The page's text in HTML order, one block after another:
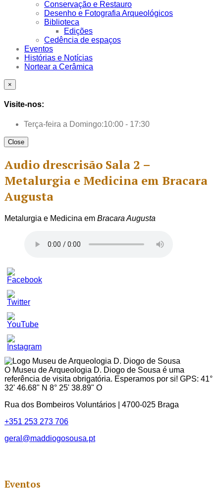
Conservação e Restauro
Desenho e Fotografia Arqueológicos
Biblioteca
Edições
Cedência de espaços
Eventos
Histórias e Notícias
Nortear a Cerâmica
×
Visite-nos:
Terça-feira a Domingo:10:00 - 17:30
Close
Audio drescrisão Sala 2 –
Metalurgia e Medicina em Bracara
Augusta
Metalurgia e Medicina em Bracara Augusta
Set
Youtube
Channel
ID
O Museu de Arqueologia D. Diogo de Sousa é uma
referência de visita obrigatória. Esperamos por si! GPS: 41°
32' 46.68" N 8° 25' 38.89" O
Rua dos Bombeiros Voluntários | 4700-025 Braga
+351 253 273 706
geral@maddiogosousa.pt
Eventos